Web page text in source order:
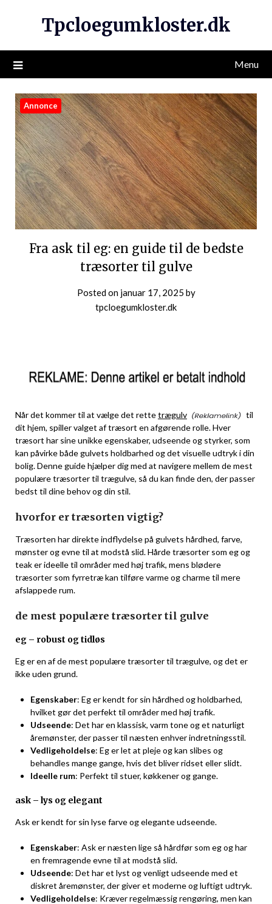
Tpcloegumkloster.dk
Menu
Annonce
Fra ask til eg: en guide til de bedste
træsorter til gulve
Posted on januar 17, 2025 by
tpcloegumkloster.dk
Når det kommer til at vælge det rettetrægulv
til
dit hjem, spiller valget af træsort en afgørende rolle. Hver
træsort har sine unikke egenskaber, udseende og styrker, som
kan påvirke både gulvets holdbarhed og det visuelle udtryk i din
bolig. Denne guide hjælper dig med at navigere mellem de mest
populære træsorter til trægulve, så du kan finde den, der passer
bedst til dine behov og din stil.
hvorfor er træsorten vigtig?
Træsorten har direkte indflydelse på gulvets hårdhed, farve,
mønster og evne til at modstå slid. Hårde træsorter som eg og
teak er ideelle til områder med høj trafik, mens blødere
træsorter som fyrretræ kan tilføre varme og charme til mere
afslappede rum.
de mest populære træsorter til gulve
eg – robust og tidløs
Eg er en af de mest populære træsorter til trægulve, og det er
ikke uden grund.
Egenskaber: Eg er kendt for sin hårdhed og holdbarhed,
hvilket gør det perfekt til områder med høj trafik.
Udseende: Det har en klassisk, varm tone og et naturligt
åremønster, der passer til næsten enhver indretningsstil.
Vedligeholdelse: Eg er let at pleje og kan slibes og
behandles mange gange, hvis det bliver ridset eller slidt.
Ideelle rum: Perfekt til stuer, køkkener og gange.
ask – lys og elegant
Ask er kendt for sin lyse farve og elegante udseende.
Egenskaber: Ask er næsten lige så hårdfør som eg og har
en fremragende evne til at modstå slid.
Udseende: Det har et lyst og venligt udseende med et
diskret åremønster, der giver et moderne og luftigt udtryk.
Vedligeholdelse: Kræver regelmæssig rengøring, men kan